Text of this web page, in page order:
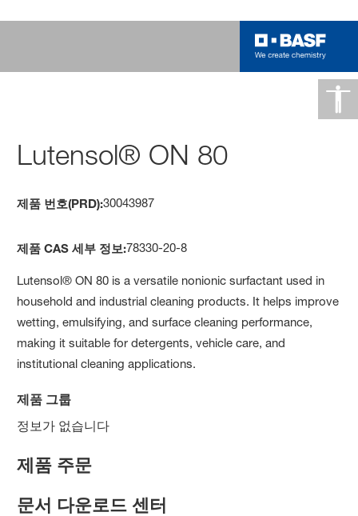
Lutensol® ON 80
제품 번호(PRD):30043987
제품 CAS 세부 정보:78330-20-8
Lutensol® ON 80 is a versatile nonionic surfactant used in
household and industrial cleaning products. It helps improve
wetting, emulsifying, and surface cleaning performance,
making it suitable for detergents, vehicle care, and
institutional cleaning applications.
제품 그룹
정보가 없습니다
제품 주문
문서 다운로드 센터